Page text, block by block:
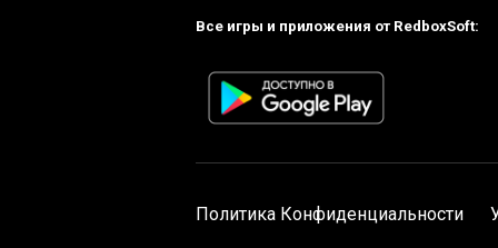
Все игры и приложения от RedboxSoft:
Политика Конфиденциальности